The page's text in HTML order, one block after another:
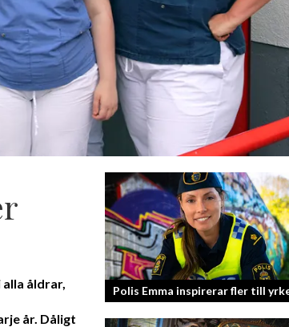
åldrar,
år. Dåligt
Polis Emma inspirerar fler till